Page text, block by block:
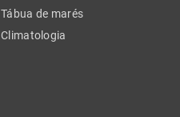
Tábua de marés
Climatologia